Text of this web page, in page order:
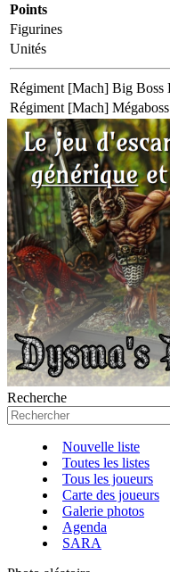
Points
Figurines
Unités
Régiment [Mach] Big Boss
Régiment [Mach]
Recherche
Nouvelle liste
Toutes les listes
Tous les joueurs
Carte des joueurs
Galerie photos
Agenda
SARA